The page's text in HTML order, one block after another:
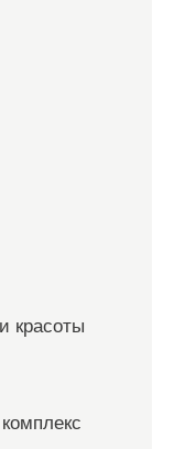
красоты